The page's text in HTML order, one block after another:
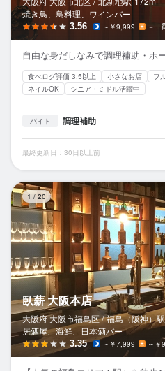
焼き鳥、鳥料理、ワインバー
3.56 ～￥9,999 －
自由な身だしなみで調理補助・ホ
食べログ評価 3.5以上 小さなお店 フ
ネイルOK
シニア・ミドル活躍中
バイト 調理補助
最終更新日：30日以上前
1 / 20
臥薪 大阪本店
大阪府 大阪市福島区 / 福島（阪神）駅
居酒屋、海鮮、日本酒バー
3.35 ～￥7,999 ～￥